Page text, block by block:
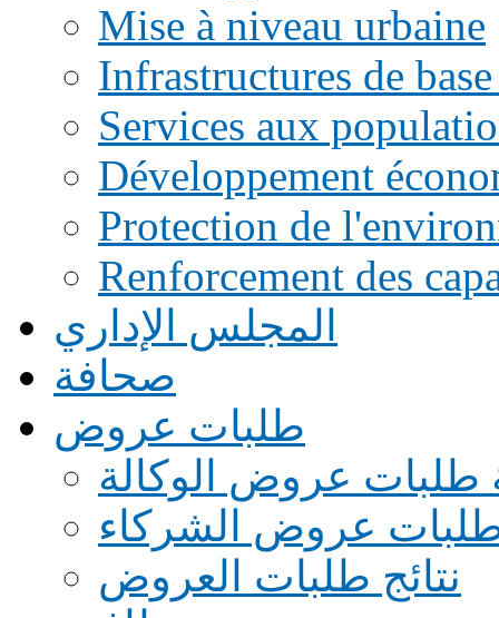
Mise à niveau urbaine
Infrastructures de
Services aux
Développement
Protection de
Renforcement des
المجلس الإداري
صحافة
طلبات عروض
طلبات عروض الوكالة
طلبات عروض الشركاء
نتائج طلبات العروض